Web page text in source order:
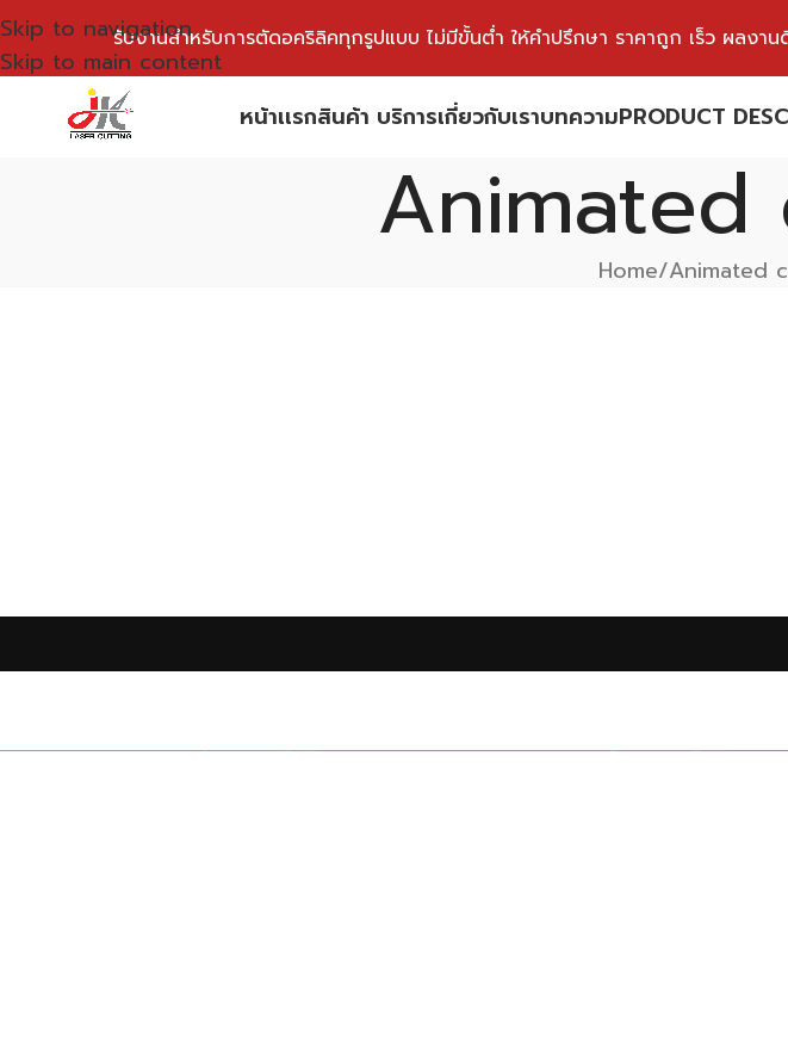
Skip to navigation
Skip to main content
รับงานสำหรับการตัดอคริลิคทุกรูปแบบ ไม่มีขั้นต่ำ ให้คำปรึกษา ราคาถูก เร็ว ผลง
หน้าเเรกสินค้า บริการเกี่ยวกับเราบทความPRODUCT
Home Animated